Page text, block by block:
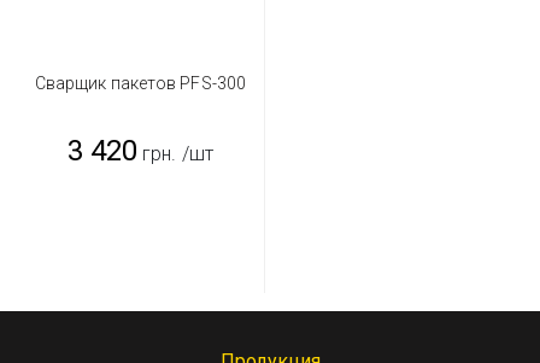
Сварщик пакетов PFS-300
3 420 грн. /шт